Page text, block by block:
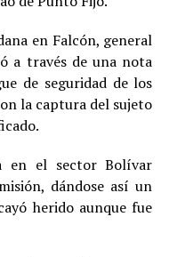
en Falcón, general
a través de una nota
de seguridad de los
la captura del sujeto
en el sector Bolívar
dándose así un
herido aunque fue